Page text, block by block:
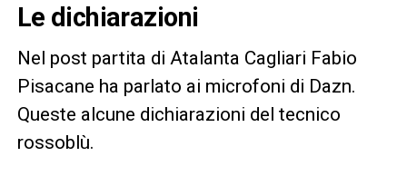
Le dichiarazioni
Nel post partita di Atalanta Cagliari Fabio
Pisacane ha parlato ai microfoni di Dazn.
Queste alcune dichiarazioni del tecnico
rossoblù.